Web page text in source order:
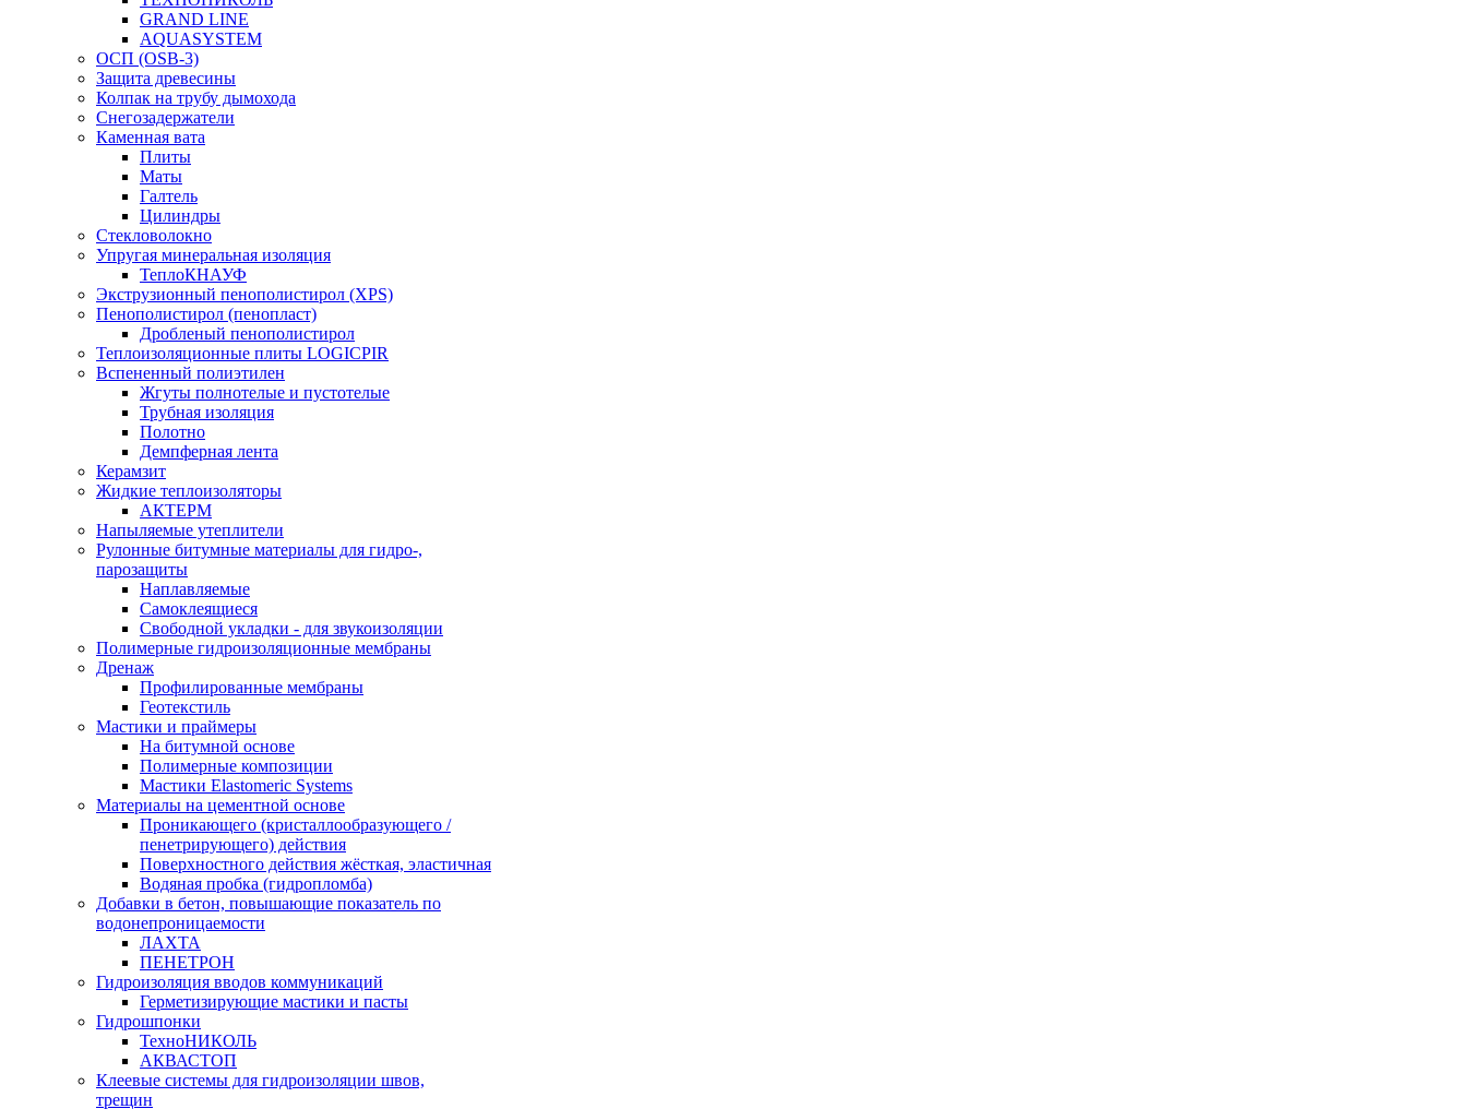
GRAND LINE
AQUASYSTEM
ОСП (OSB-3)
Защита древесины
Колпак на трубу дымохода
Снегозадержатели
Каменная вата
Плиты
Маты
Галтель
Цилиндры
Стекловолокно
Упругая минеральная изоляция
ТеплоКНАУФ
Экструзионный пенополистирол (XPS)
Пенополистирол (пенопласт)
Дробленый пенополистирол
Теплоизоляционные плиты LOGICPIR
Вспененный полиэтилен
Жгуты полнотелые и пустотелые
Трубная изоляция
Полотно
Демпферная лента
Керамзит
Жидкие теплоизоляторы
АКТЕРМ
Напыляемые утеплители
Рулонные битумные материалы для гидро-,
парозащиты
Наплавляемые
Самоклеящиеся
Свободной укладки - для звукоизоляции
Полимерные гидроизоляционные мембраны
Дренаж
Профилированные мембраны
Геотекстиль
Мастики и праймеры
На битумной основе
Полимерные композиции
Мастики Elastomeric Systems
Материалы на цементной основе
Проникающего (кристаллообразующего /
пенетрирующего) действия
Поверхностного действия жёсткая, эластичная
Водяная пробка (гидропломба)
Добавки в бетон, повышающие показатель по
водонепроницаемости
ЛАХТА
ПЕНЕТРОН
Гидроизоляция вводов коммуникаций
Герметизирующие мастики и пасты
Гидрошпонки
ТехноНИКОЛЬ
АКВАСТОП
Клеевые системы для гидроизоляции швов,
трещин